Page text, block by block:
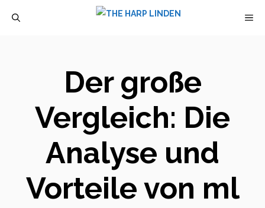
Der große
Vergleich: Die
Analyse und
Vorteile von ml